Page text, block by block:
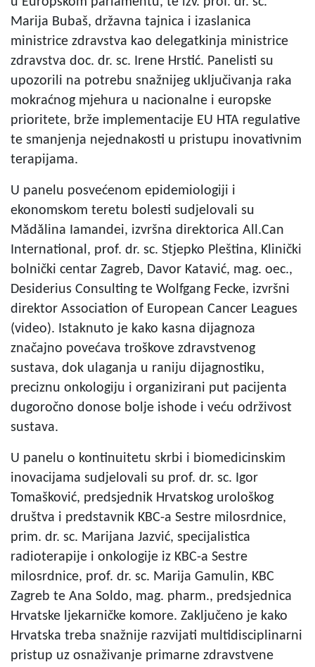
Marija Bubaš, državna tajnica i izaslanica
ministrice zdravstva kao delegatkinja ministrice
zdravstva doc. dr. sc. Irene Hrstić. Panelisti su
upozorili na potrebu snažnijeg uključivanja raka
mokraćnog mjehura u nacionalne i europske
prioritete, brže implementacije EU HTA regulative
te smanjenja nejednakosti u pristupu inovativnim
terapijama.
U panelu posvećenom epidemiologiji i
ekonomskom teretu bolesti sudjelovali su
Mădălina Iamandei, izvršna direktorica All.Can
International, prof. dr. sc. Stjepko Pleština, Klinički
bolnički centar Zagreb, Davor Katavić, mag. oec.,
Desiderius Consulting te Wolfgang Fecke, izvršni
direktor Association of European Cancer Leagues
(video). Istaknuto je kako kasna dijagnoza
značajno povećava troškove zdravstvenog
sustava, dok ulaganja u raniju dijagnostiku,
preciznu onkologiju i organizirani put pacijenta
dugoročno donose bolje ishode i veću održivost
sustava.
U panelu o kontinuitetu skrbi i biomedicinskim
inovacijama sudjelovali su prof. dr. sc. Igor
Tomašković, predsjednik Hrvatskog urološkog
društva i predstavnik KBC-a Sestre milosrdnice,
prim. dr. sc. Marijana Jazvić, specijalistica
radioterapije i onkologije iz KBC-a Sestre
milosrdnice, prof. dr. sc. Marija Gamulin, KBC
Zagreb te Ana Soldo, mag. pharm., predsjednica
Hrvatske ljekarničke komore. Zaključeno je kako
Hrvatska treba snažnije razvijati multidisciplinarni
pristup uz osnaživanje primarne zdravstvene